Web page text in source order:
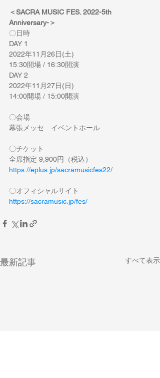
＜SACRA MUSIC FES. 2022-5th
Anniversary-＞
〇日時
DAY 1
2022年11月26日(土)
15:30開場 / 16:30開演
DAY 2
2022年11月27日(日)
14:00開場 / 15:00開演
〇会場
幕張メッセ　イベントホール
〇チケット
全席指定 9,900円（税込）
https://eplus.jp/sacramusicfes22/
〇オフィシャルサイト
https://sacramusic.jp/fes/
最新記事 すべて表示